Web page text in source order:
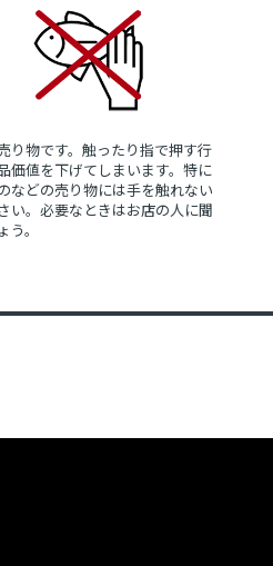
り物です。触ったり指で押す行
価値を下げてしまいます。特に
などの売り物には手を触れない
い。必要なときはお店の人に聞
。